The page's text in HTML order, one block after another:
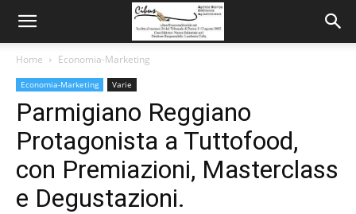
Home Economia-Marketing
Economia-Marketing Varie
Parmigiano Reggiano
Protagonista a Tuttofood,
con Premiazioni, Masterclass
e Degustazioni.